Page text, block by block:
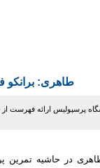
طاهری: برانکو
پرسپولیس ارائه فهرست
در حاشیه تمرین